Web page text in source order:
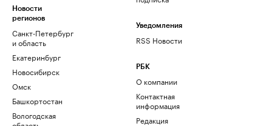
Новости
регионов
Санкт-Петербург
и область
Екатеринбург
Новосибирск
Омск
Башкортостан
Вологодская
Уведомления
RSS Новости
РБК
О компании
Контактная
информация
Редакция